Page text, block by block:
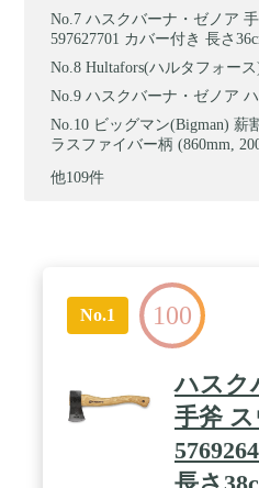
ハスクバーナ・ゼノア
597627701 カバー付き 長さ
Hultafors(ハルタフォー
ハスクバーナ・ゼノア ハ
ビッグマン(Bigman) 薪
ラスファイバー柄 (860mm,
他109件
No.1 100
ハスク
手斧